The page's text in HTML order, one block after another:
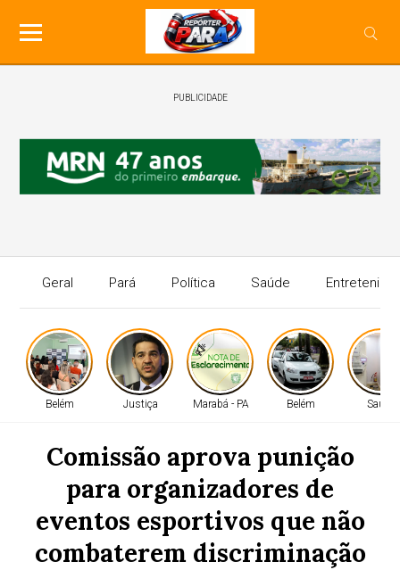
PUBLICIDADE
Geral Pará Política Saúde
Belém Justiça Marabá - PA Belém Saúde
Comissão aprova punição
para organizadores de
eventos esportivos que não
combaterem discriminação